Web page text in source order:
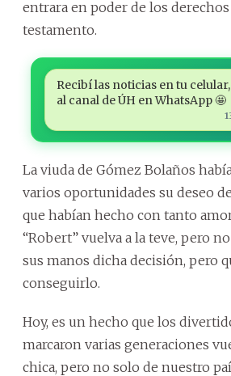
entrara en poder de los
testamento.
Recibí las noticias en tu
al canal de ÚH en WhatsApp 🤩
La viuda de Gómez Bolaños
varios oportunidades su deseo
que habían hecho con tanto
“Robert” vuelva a la teve, pero
sus manos dicha decisión, pero
conseguirlo.
Hoy, es un hecho que los
marcaron varias generaciones
chica, pero no solo de nuestro